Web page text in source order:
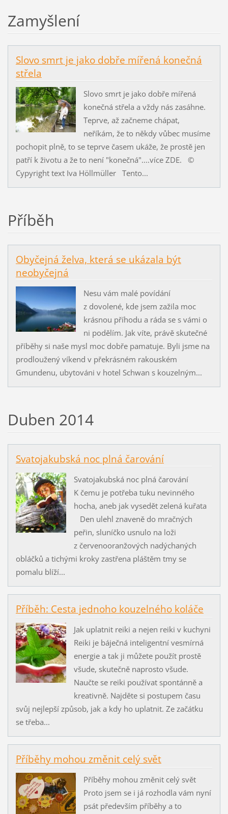
Zamyšlení
Slovo smrt je jako dobře mířená konečná
střela
Slovo smrt je jako dobře mířená
konečná střela a vždy nás zasáhne.
Teprve, až začneme chápat,
neříkám, že to někdy vůbec musíme
pochopit plně, to se teprve časem ukáže, že prostě jen
patří k životu a že to není "konečná"....více ZDE. ©
Cypyright text Iva Höllmüller Tento...
Příběh
Obyčejná želva, která se ukázala být
neobyčejná
Nesu vám malé povídání
z dovolené, kde jsem zažila moc
krásnou příhodu a ráda se s vámi o
ni podělím. Jak víte, právě skutečné
příběhy si naše mysl moc dobře pamatuje. Byli jsme na
prodloužený víkend v překrásném rakouském
Gmundenu, ubytováni v hotel Schwan s kouzelným...
Duben 2014
Svatojakubská noc plná čarování
Svatojakubská noc plná čarování
K čemu je potřeba tuku nevinného
hocha, aneb jak vysedět zelená kuřata
Den ulehl znaveně do mračných
peřin, sluníčko usnulo na loži
z červenooranžových nadýchaných
obláčků a tichými kroky zastřena pláštěm tmy se
pomalu blíží...
Příběh: Cesta jednoho kouzelného koláče
Jak uplatnit reiki a nejen reiki v kuchyni
Reiki je báječná inteligentní vesmírná
energie a tak ji můžete použít prostě
všude, skutečně naprosto všude.
Naučte se reiki používat spontánně a
kreativně. Najděte si postupem času
svůj nejlepší způsob, jak a kdy ho uplatnit. Ze začátku
se třeba...
Příběhy mohou změnit celý svět
Příběhy mohou změnit celý svět
Proto jsem se i já rozhodla vám nyní
psát především příběhy a to